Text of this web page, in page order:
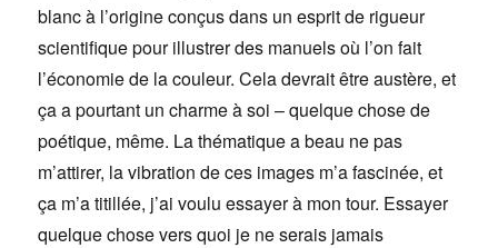
blanc à l’origine conçus dans un esprit de rigueur
scientifique pour illustrer des manuels où l’on fait
l’économie de la couleur. Cela devrait être austère, et
ça a pourtant un charme à soi – quelque chose de
poétique, même. La thématique a beau ne pas
m’attirer, la vibration de ces images m’a fascinée, et
ça m’a titillée, j’ai voulu essayer à mon tour. Essayer
quelque chose vers quoi je ne serais jamais